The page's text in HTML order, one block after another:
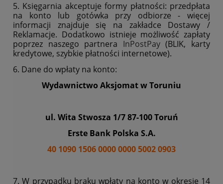
5. Księgarnia akceptuje formy płatności: przedpłata
na konto lub gotówka przy odbiorze - więcej
informacji znajduje się na zakładce Dostawy /
Reklamacje. Dodatkowo istnieje możliwość zapłaty
poprzez naszego partnera InPostPay(BLIK, karty
kredytowe, szybkie płatności internetowe).
6. Dane do wpłaty na konto:
Wydawnictwo Aksjomat w Toruniu
ul. Wita Stwosza 1/7 87-100 Toruń
Erste Bank Polska S.A.
40 1090 1506 0000 0000 5002 0903
7. W przypadku braku wpłaty na konto w okresie 14